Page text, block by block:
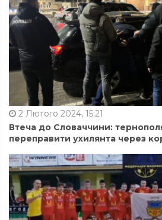
2 Лютого 2024, 15:21
Втеча до Словаччини:
переправити ухилянта через